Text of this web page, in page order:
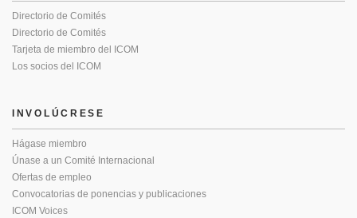
Directorio de Comités
Directorio de Comités
Tarjeta de miembro del ICOM
Los socios del ICOM
INVOLÚCRESE
Hágase miembro
Únase a un Comité Internacional
Ofertas de empleo
Convocatorias de ponencias y publicaciones
ICOM Voices